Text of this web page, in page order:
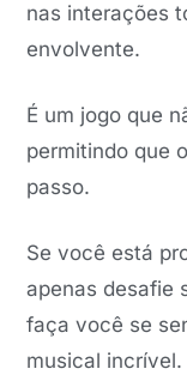
nas interações
envolvente.
É um jogo que
permitindo que
passo.
Se você está
apenas desafie
faça você se
musical incrível.